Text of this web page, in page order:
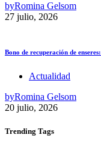
byRomina Gelsom
27 julio, 2026
Bono de recuperación de
Actualidad
byRomina Gelsom
20 julio, 2026
Trending Tags